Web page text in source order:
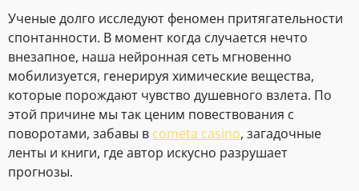
Ученые долго исследуют феномен притягательности
спонтанности. В момент когда случается нечто
внезапное, наша нейронная сеть мгновенно
мобилизуется, генерируя химические вещества,
которые порождают чувство душевного взлета. По
этой причине мы так ценим повествования с
поворотами, забавы в cometa casino, загадочные
ленты и книги, где автор искусно разрушает
прогнозы.